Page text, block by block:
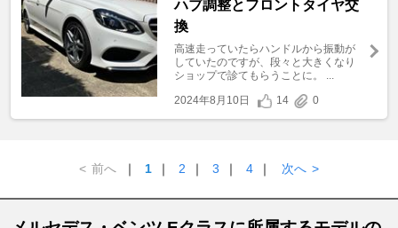
ハブ調整とフロントタイヤ交
換
高速走っていたらハンドルから振動が
していたのですが、段々と大きくなり
ショップで診てもらうことに。 ...
2024年8月10日
14 0
< 前へ ｜ 1 ｜ 2 ｜ 3 ｜ 4 ｜ 次へ >